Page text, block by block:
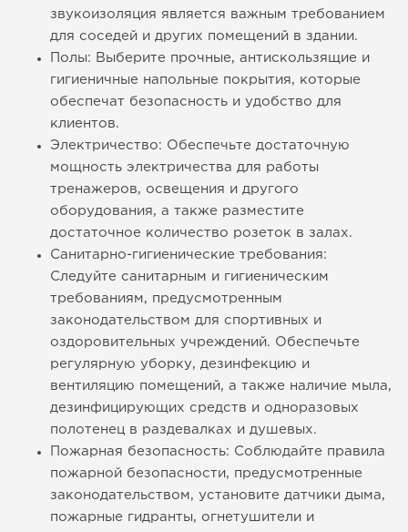
звукоизоляция является важным требованием
для соседей и других помещений в здании.
Полы: Выберите прочные, антискользящие и
гигиеничные напольные покрытия, которые
обеспечат безопасность и удобство для
клиентов.
Электричество: Обеспечьте достаточную
мощность электричества для работы
тренажеров, освещения и другого
оборудования, а также разместите
достаточное количество розеток в залах.
Санитарно-гигиенические требования:
Следуйте санитарным и гигиеническим
требованиям, предусмотренным
законодательством для спортивных и
оздоровительных учреждений. Обеспечьте
регулярную уборку, дезинфекцию и
вентиляцию помещений, а также наличие мыла,
дезинфицирующих средств и одноразовых
полотенец в раздевалках и душевых.
Пожарная безопасность: Соблюдайте правила
пожарной безопасности, предусмотренные
законодательством, установите датчики дыма,
пожарные гидранты, огнетушители и